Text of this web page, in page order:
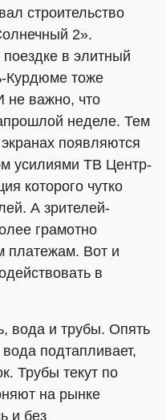
строительство
2».
в элитный
Курдюме тоже
не важно, что
неделе. Тем
появляются
усилиями ТВ Центр-
которого чутко
А зрителей-
грамотно
платежам. Вот и
в
вода и трубы. Опять
подтапливает,
Трубы текут по
на рынке
и без